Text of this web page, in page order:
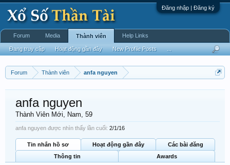
Đăng nhập | Đăng ký
Forum Thành viên anfa nguyen
anfa nguyen
Thành Viên Mới, Nam, 59
anfa nguyen được nhìn thấy lần cuối: 2/1/16
Tin nhắn hồ sơ Hoạt động gần đây
Các bài đăng
Thông tin
Awards
Forum Media Thành viên
Đang truy cập Hoạt động gần đây New Profile Posts
Help Links